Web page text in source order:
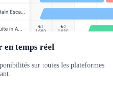
en temps réel
sur toutes les plateformes